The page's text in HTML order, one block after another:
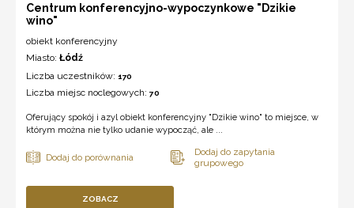
Centrum konferencyjno-wypoczynkowe "Dzikie
wino"
obiekt konferencyjny
Miasto: Łódź
Liczba uczestników: 170
Liczba miejsc noclegowych: 70
Oferujący spokój i azyl obiekt konferencyjny "Dzikie wino" to miejsce, w
którym można nie tylko udanie wypocząć, ale ...
ZOBACZ